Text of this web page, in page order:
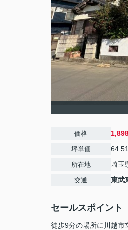
価格
坪単価
所在地 埼玉
交通 東武
セールスポイント
徒歩9分の場所に川越市